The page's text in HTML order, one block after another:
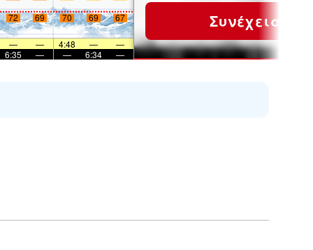
72 69 70 69 67
— — 4:48 —
—
6:35 — — 6:34 —
Συνέχεια